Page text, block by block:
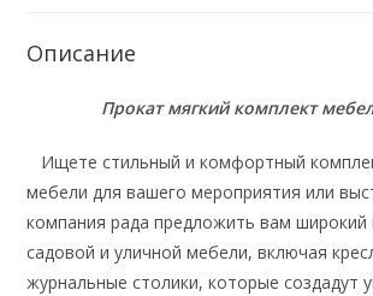
Описание
Прокат мягкий комплект
Ищете стильный и комфортный
мебели для вашего мероприятия или
компания рада предложить вам
садовой и уличной мебели, включая
журнальные столики, которые создадут